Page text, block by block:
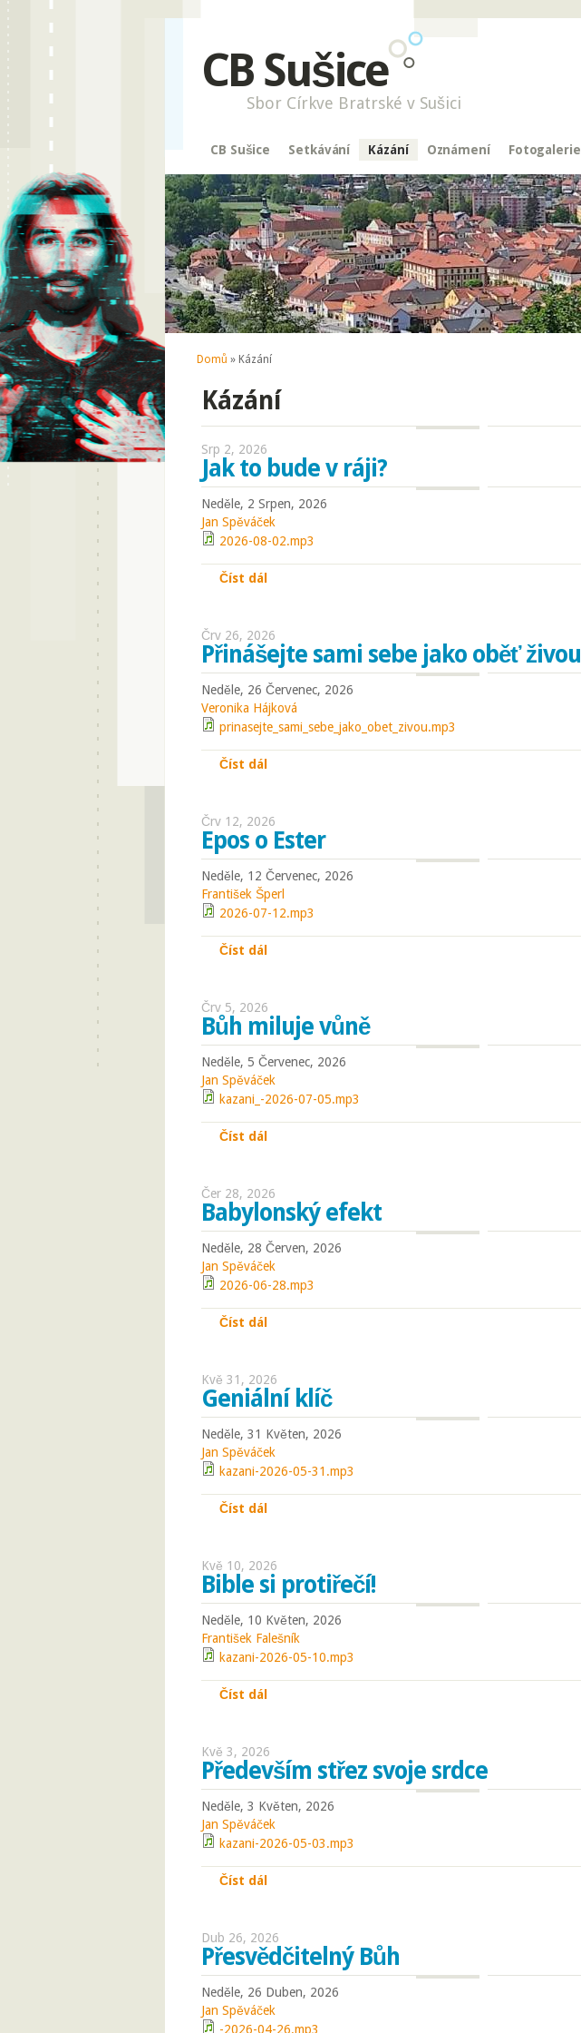
CB Sušice
Sbor Církve Bratrské v Sušici
CB Sušice Setkávání Kázání Oznámení Fotogalerie
Jste zde
Domů » Kázání
Kázání
Srp 2, 2026
Jak to bude v ráji?
Neděle, 2 Srpen, 2026
Jan Spěváček
2026-08-02.mp3
Číst dál
Črv 26, 2026
Přinášejte sami sebe jako oběť živou
Neděle, 26 Červenec, 2026
Veronika Hájková
prinasejte_sami_sebe_jako_obet_zivou.mp3
Číst dál
Črv 12, 2026
Epos o Ester
Neděle, 12 Červenec, 2026
František Šperl
2026-07-12.mp3
Číst dál
Črv 5, 2026
Bůh miluje vůně
Neděle, 5 Červenec, 2026
Jan Spěváček
kazani_-2026-07-05.mp3
Číst dál
Čer 28, 2026
Babylonský efekt
Neděle, 28 Červen, 2026
Jan Spěváček
2026-06-28.mp3
Číst dál
Kvě 31, 2026
Geniální klíč
Neděle, 31 Květen, 2026
Jan Spěváček
kazani-2026-05-31.mp3
Číst dál
Kvě 10, 2026
Bible si protiřečí!
Neděle, 10 Květen, 2026
František Falešník
kazani-2026-05-10.mp3
Číst dál
Kvě 3, 2026
Především střez svoje srdce
Neděle, 3 Květen, 2026
Jan Spěváček
kazani-2026-05-03.mp3
Číst dál
Dub 26, 2026
Přesvědčitelný Bůh
Neděle, 26 Duben, 2026
Jan Spěváček
-2026-04-26.mp3